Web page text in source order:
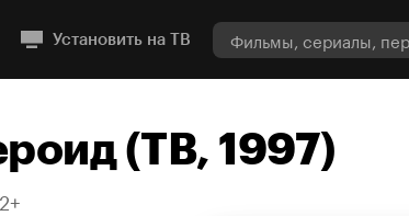
Установить на ТВ
(ТВ, 1997)